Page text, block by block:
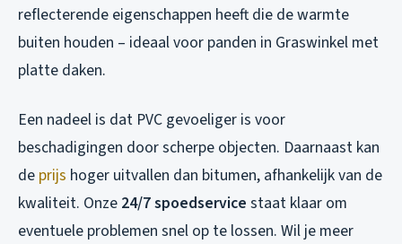
reflecterende eigenschappen heeft die de warmte
buiten houden – ideaal voor panden in Graswinkel met
platte daken.
Een nadeel is dat PVC gevoeliger is voor
beschadigingen door scherpe objecten. Daarnaast kan
de prijs hoger uitvallen dan bitumen, afhankelijk van de
kwaliteit. Onze 24/7 spoedservice staat klaar om
eventuele problemen snel op te lossen. Wil je meer